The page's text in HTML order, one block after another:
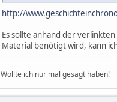
http://
Es sollte anhand der
Material benötigt wird, kann
Wollte ich nur mal gesagt haben!